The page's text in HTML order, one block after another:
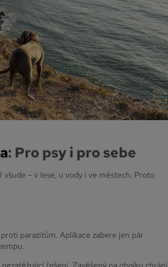
: Pro psy i pro sebe
– v lese, u vody i ve městech. Proto
parazitům. Aplikace zabere jen pár